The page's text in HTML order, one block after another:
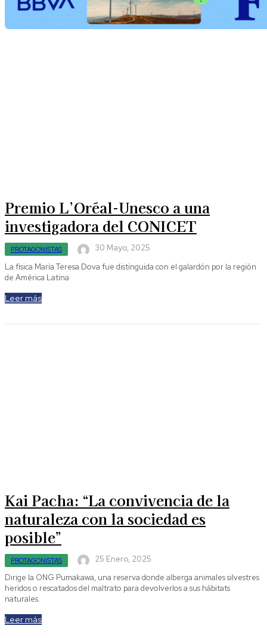
Premio L’Oréal-Unesco a una
investigadora del CONICET
PROTAGONISTAS
30 Mayo, 2025
La física María Teresa Dova fue distinguida con el galardón por la región
de América Latina
Leer más
Kai Pacha: “La convivencia de la
naturaleza con la sociedad es
posible”
PROTAGONISTAS
25 Enero, 2025
Dirige la ONG Pumakawa, una reserva donde alberga animales silvestres
heridos o rescatados del maltrato para devolverlos a sus hábitats
naturales.
Leer más